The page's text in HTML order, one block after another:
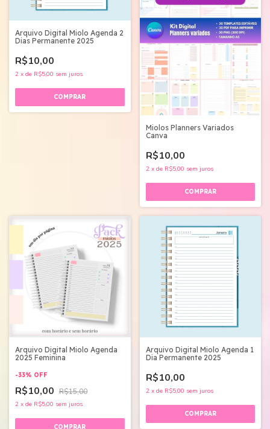
Arquivo Digital Miolo Agenda 2
Dias Permanente 2025
R$10,00
2 x de R$5,00 sem juros
Miolos Planners Variados
Canva
R$10,00
2 x de R$5,00 sem juros
Arquivo Digital Miolo Agenda
2025 Feminina
-33% OFF
R$10,00 R$15,00
2 x de R$5,00 sem juros
Arquivo Digital Miolo Agenda 1
Dia Permanente 2025
R$10,00
2 x de R$5,00 sem juros